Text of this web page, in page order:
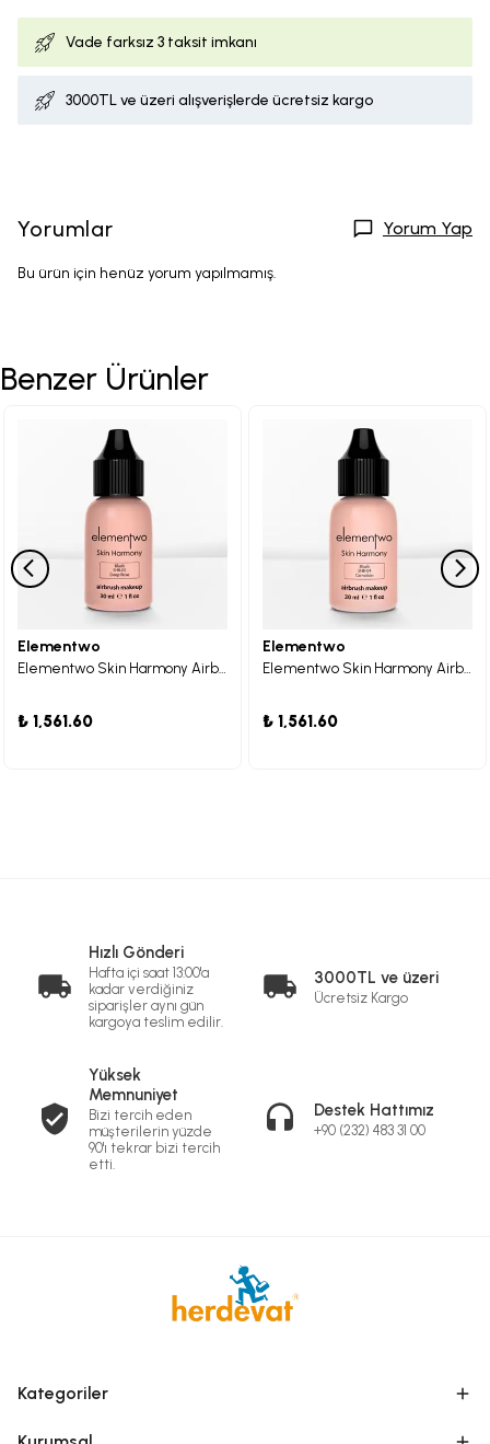
Vade farksız 3 taksit imkanı
3000TL ve üzeri alışverişlerde ücretsiz kargo
Yorumlar Yorum Yap
Bu ürün için henüz yorum yapılmamış.
Benzer Ürünler
Elementwo
Elementwo Skin Harmony Airbrush Makeup SHB-05 Deep Rose Allık 30ml.
₺ 1,561.60
Elementwo
Elementwo Skin Harmony Airbrush Makeup SHB-04 Carnation Allık 30ml.
₺ 1,561.60
Hızlı Gönderi
Hafta içi saat 13:00'a
kadar verdiğiniz
siparişler aynı gün
kargoya teslim edilir.
3000TL ve üzeri
Ücretsiz Kargo
Yüksek
Memnuniyet
Bizi tercih eden
müşterilerin yüzde
90'ı tekrar bizi tercih
etti.
Destek Hattımız
+90 (232) 483 31 00
Kategoriler